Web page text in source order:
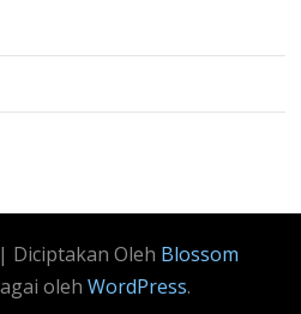
Diciptakan Oleh Blossom
oleh WordPress.